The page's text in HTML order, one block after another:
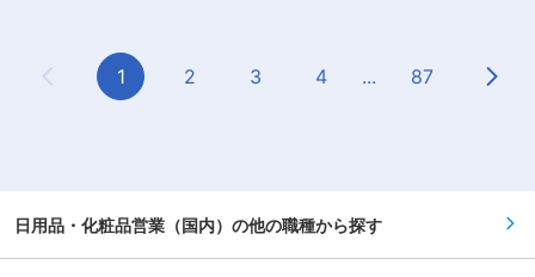
販売しています。 変更の範囲：会社の定める業務
セプトとした複数の婦人向けオリジナルブランド
を展開しています。 商品の企画から生産まで自社
で一貫して手掛けており、素材・縫製・染色・デ
す。少数精鋭だからこそ、一人ひとりの裁量が大
入を実現し「ライフリー」シェアを拡大すること
により、日本の介護品質の向上を目指します。 ※
なお、本職務において医療行為は行いません。 ◆
解決の提案 ・大人用紙おむつ「ライフリー」をは
じめとする介護用商品の導入提案、販売促進等 ・
施設や利用者に応じた商品や排泄ケア方法の検討
Previous Page
1 2 3 4 ... 87
日用品・化粧品営業（国内）の他の職種から探す